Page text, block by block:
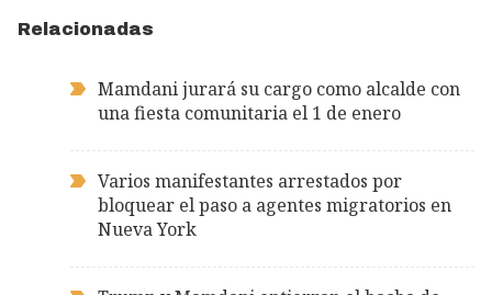
Relacionadas
Mamdani jurará su cargo como alcalde con
una fiesta comunitaria el 1 de enero
Varios manifestantes arrestados por
bloquear el paso a agentes migratorios en
Nueva York